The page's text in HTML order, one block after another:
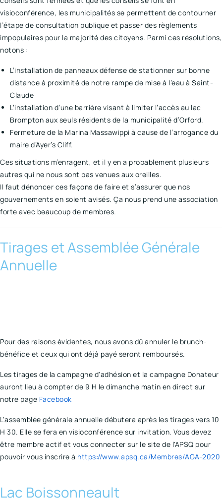
visioconférence, les municipalités se permettent de contourner
l’étape de consultation publique et passer des règlements
impopulaires pour la majorité des citoyens. Parmi ces résolutions,
notons :
L’installation de panneaux défense de stationner sur bonne
distance à proximité de notre rampe de mise à l’eau à Saint-
Claude
L’installation d’une barrière visant à limiter l’accès au lac
Brompton aux seuls résidents de la municipalité d’Orford.
Fermeture de la Marina Massawippi à cause de l’arrogance du
maire d’Ayer’s Cliff.
Ces situations m’enragent, et il y en a probablement plusieurs
autres qui ne nous sont pas venues aux oreilles.
Il faut dénoncer ces façons de faire et s’assurer que nos
gouvernements en soient avisés. Ça nous prend une association
forte avec beaucoup de membres.
Tirages et Assemblée Générale
Annuelle
Pour des raisons évidentes, nous avons dû annuler le brunch-
bénéfice et ceux qui ont déjà payé seront remboursés.
Les tirages de la campagne d'adhésion et la campagne Donateur
auront lieu à compter de 9 H le dimanche matin en direct sur
notre page Facebook
L'assemblée générale annuelle débutera après les tirages vers 10
H 30. Elle se fera en visioconférence sur invitation. Vous devez
être membre actif et vous connecter sur le site de l'APSQ pour
pouvoir vous inscrire à https://www.apsq.ca/Membres/AGA-2020
Lac Boissonneault